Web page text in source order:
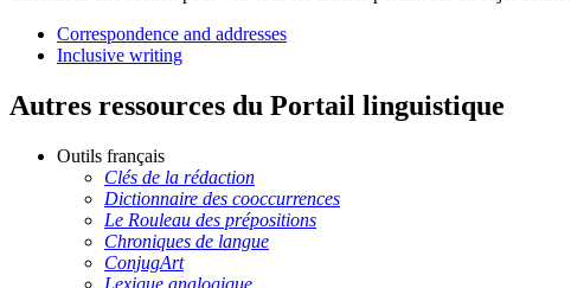
Correspondence and addresses
Inclusive writing
Autres ressources du Portail linguistique
Outils français
Clés de la rédaction
Dictionnaire des cooccurrences
Le Rouleau des prépositions
Chroniques de langue
ConjugArt
Lexique analogique